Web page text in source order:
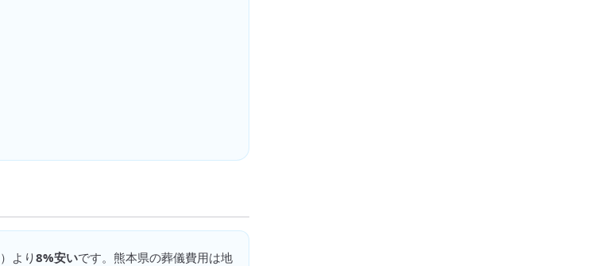
）より8%安いです。 熊本県の葬儀費用は地